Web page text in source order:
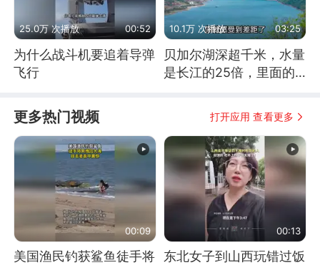
25.0万 次播放 00:52
为什么战斗机要追着导弹
飞行
10.1万 次播放 03:25
贝加尔湖深超千米，水量
是长江的25倍，里面的
更多热门视频 打开应用 查看更多
00:09
美国渔民钓获鲨鱼徒手将
00:13
东北女子到山西玩错过饭